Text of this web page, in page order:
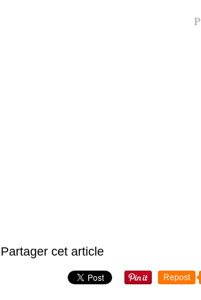
Partager cet article
Repost